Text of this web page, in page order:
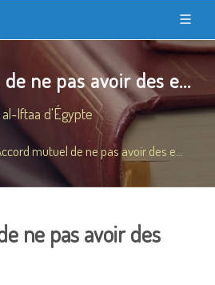
ne pas avoir des e...
al-Iftaa d'Égypte
mutuel de ne pas avoir des e...
ne pas avoir des